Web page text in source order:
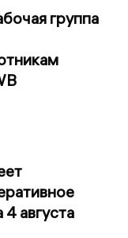
группа
августа